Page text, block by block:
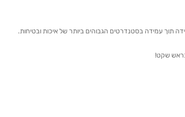
תוך עמידה בסטנדרטים הגבוהים ביותר של איכות ובטיחות.
בראש שקט!